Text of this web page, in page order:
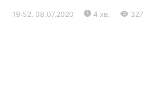
19:52, 08.07.2020 4 хв. 327